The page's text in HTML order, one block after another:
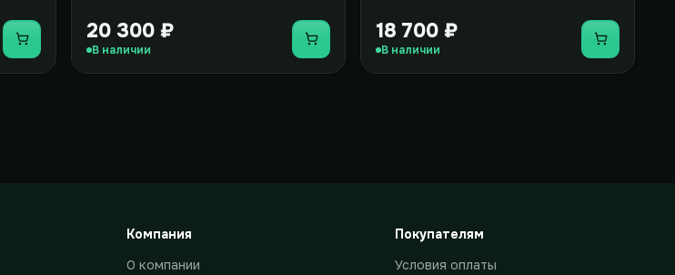
Купить
элегантно..
20 300 ₽
В наличии Купить
18 700 ₽
В наличии Купить
Компания
О компании
Покупателям
Условия оплаты